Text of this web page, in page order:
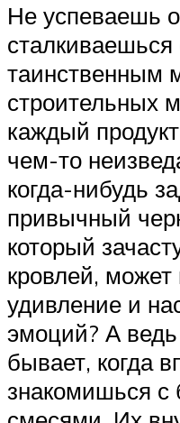
Не успеваешь
сталкиваешься
таинственным
строительных
каждый
чем-то
когда-нибудь
привычный
который
кровлей, может
удивление и
эмоций? А
бывает, когда
знакомишься